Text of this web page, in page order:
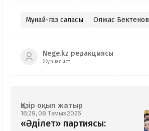
Мұнай-газ саласы Олжас Бектенов
Nege.kz редакциясы
Журналист
Қазір оқып жатыр
16:29, 08 Тамыз 2026
«Әділет» партиясы: